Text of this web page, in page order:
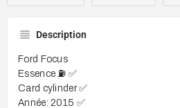
Description
Ford Focus
Essence ⛽️ ✅
Card cylinder ✅
Année: 2015 ✅